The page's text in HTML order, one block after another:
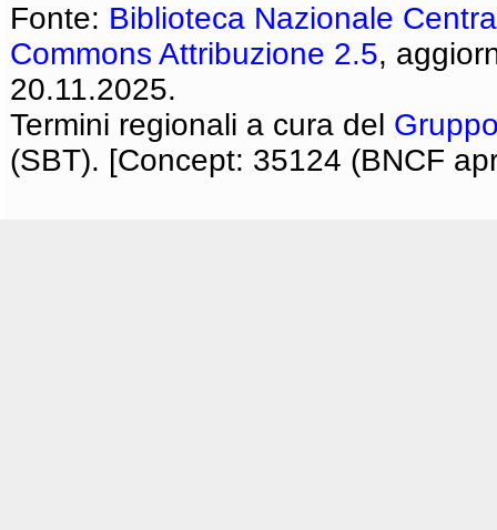
Fonte: Biblioteca Nazionale
Commons Attribuzione 2.5,
20.11.2025.
Termini regionali a cura del
(SBT). [Concept: 35124 (BNCF